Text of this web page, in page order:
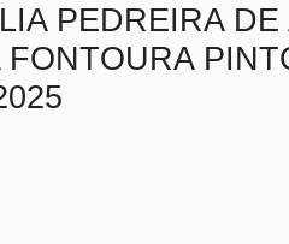
PEDREIRA DE
FONTOURA